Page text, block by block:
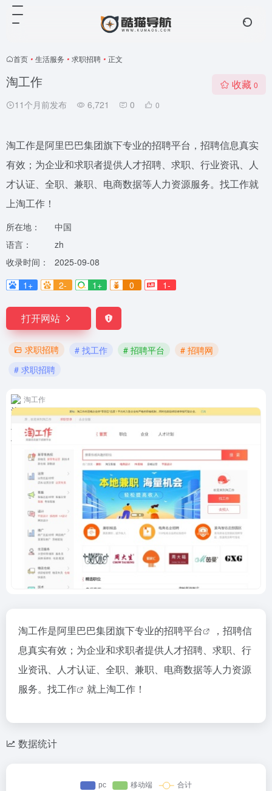
首页 • 生活服务 • 求职招聘 • 正文
淘工作
11个月前发布 6,721 0 0
收藏 0
淘工作是阿里巴巴集团旗下专业的招聘平台，招聘信息真实
有效；为企业和求职者提供人才招聘、求职、行业资讯、人
才认证、全职、兼职、电商数据等人力资源服务。找工作就
上淘工作！
所在地：
中国
语言：
zh
收录时间：
2025-09-08
1+
2- 1+ 0 1-
打开网站
求职招聘 # 找工作 # 招聘平台
# 招聘网
# 求职招聘
淘工作
淘工作是阿里巴巴集团旗下专业的招聘平台
，招聘信
息真实有效；为企业和求职者提供人才招聘、求职、行
业资讯、人才认证、全职、兼职、电商数据等人力资源
服务。 找工作 就上淘工作！
数据统计